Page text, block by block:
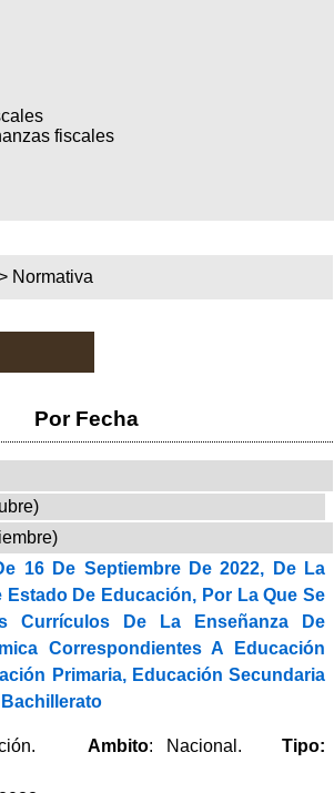
fiscales
Normativa
Por Fecha
16 De Septiembre De 2022, De La
Estado De Educación, Por La Que Se
Currículos De La Enseñanza De
Correspondientes A Educación
Primaria, Educación Secundaria
Ambito: Nacional.Tipo: